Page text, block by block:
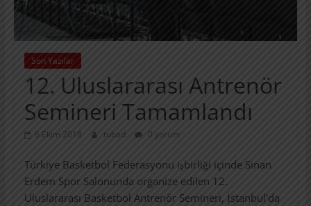
Son Yazılar
12. Uluslararası Antrenör
Semineri Tamamlandı
6 Ekim 2018 tubad 0 yorum
Türkiye Basketbol Federasyonu işbirliği içinde Sinan
Erdem Spor Salonunda organize edilen 12.
Uluslararası Basketbol Antrenör Semineri, İstanbul’da